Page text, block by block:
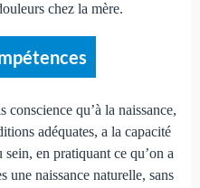
chez la mère.
conscience qu’à la naissance,
adéquates, a la capacité
en pratiquant ce qu’on a
une naissance naturelle, sans